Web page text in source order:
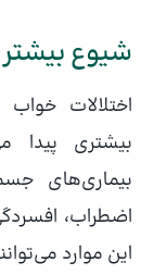
شیوع بیشتر
اختلالات
بیشتری پیدا
بیماری‌های
اضطراب،
این موارد